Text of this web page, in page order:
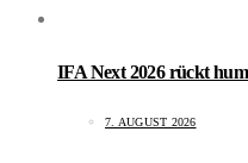
IFA Next 2026 rückt
7. AUGUST 2026